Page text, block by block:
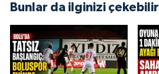
Bunlar da ilginizi çekebilir